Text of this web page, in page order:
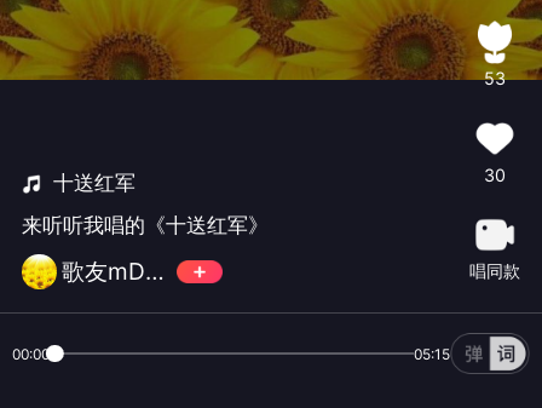
十送红军
来听听我唱的《十送红军》
歌友mDrNgo
53
30
唱同款
00:00 05:15